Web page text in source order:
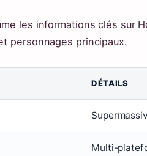
les informations clés sur
personnages principaux.
DÉTAILS
Multi-